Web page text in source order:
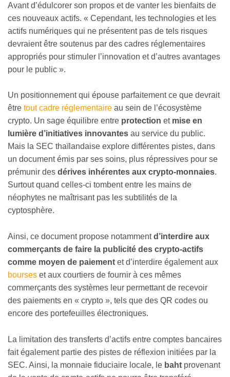
Avant d’édulcorer son propos et de vanter les bienfaits de
ces nouveaux actifs. « Cependant, les technologies et les
actifs numériques qui ne présentent pas de tels risques
devraient être soutenus par des cadres réglementaires
appropriés pour stimuler l’innovation et d’autres avantages
pour le public ».
Un positionnement qui épouse parfaitement ce que devrait
être tout cadre réglementaire au sein de l’écosystème
crypto. Un sage équilibre entre protection et mise en
lumière d’initiatives innovantes au service du public.
Mais la SEC thaïlandaise explore différentes pistes, dans
un document émis par ses soins, plus répressives pour se
prémunir des dérives inhérentes aux crypto-monnaies.
Surtout quand celles-ci tombent entre les mains de
néophytes ne maîtrisant pas les subtilités de la
cyptosphère.
Ainsi, ce document propose notammentd’interdire aux
commerçants de faire la publicité des crypto-actifs
comme moyen de paiement et d’interdire également aux
bourses et aux courtiers de fournir à ces mêmes
commerçants des systèmes leur permettant de recevoir
des paiements en « crypto », tels que des QR codes ou
encore des portefeuilles électroniques.
La limitation des transferts d’actifs entre comptes bancaires
fait également partie des pistes de réflexion initiées par la
SEC. Ainsi, la monnaie fiduciaire locale, le baht provenant